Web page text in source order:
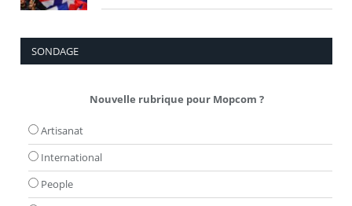
SONDAGE
Nouvelle rubrique pour Mopcom ?
Artisanat
International
People